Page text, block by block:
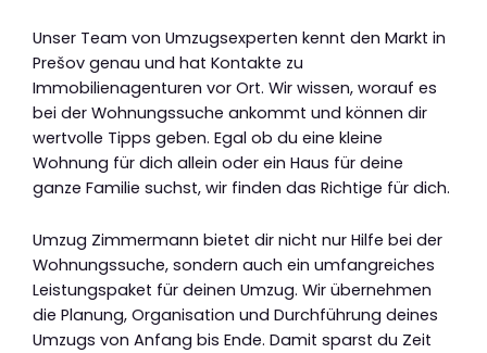
Unser Team von Umzugsexperten kennt den Markt in
Prešov genau und hat Kontakte zu
Immobilienagenturen vor Ort. Wir wissen, worauf es
bei der Wohnungssuche ankommt und können dir
wertvolle Tipps geben. Egal ob du eine kleine
Wohnung für dich allein oder ein Haus für deine
ganze Familie suchst, wir finden das Richtige für dich.
Umzug Zimmermann bietet dir nicht nur Hilfe bei der
Wohnungssuche, sondern auch ein umfangreiches
Leistungspaket für deinen Umzug. Wir übernehmen
die Planung, Organisation und Durchführung deines
Umzugs von Anfang bis Ende. Damit sparst du Zeit